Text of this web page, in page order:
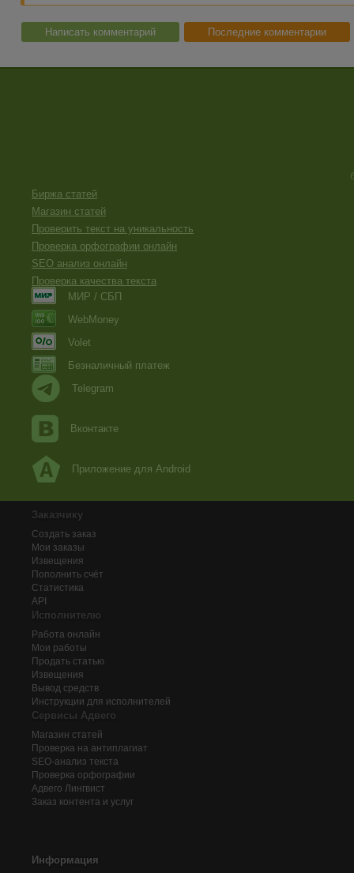
Написать комментарий Последние комментарии
Биржа статей
Магазин статей
Проверить текст на уникальность
Проверка орфографии онлайн
SEO анализ онлайн
Проверка качества текста
МИР / СБП
WebMoney
Volet
Безналичный платеж
Telegram
Вконтакте
Приложение для Android
Заказчику
Создать заказ
Мои заказы
Извещения
Пополнить счёт
Статистика
API
Исполнителю
Работа онлайн
Мои работы
Продать статью
Извещения
Вывод средств
Инструкции для исполнителей
Сервисы Адвего
Магазин статей
Проверка на антиплагиат
SEO-анализ текста
Проверка орфографии
Адвего Лингвист
Заказ контента и услуг
Информация